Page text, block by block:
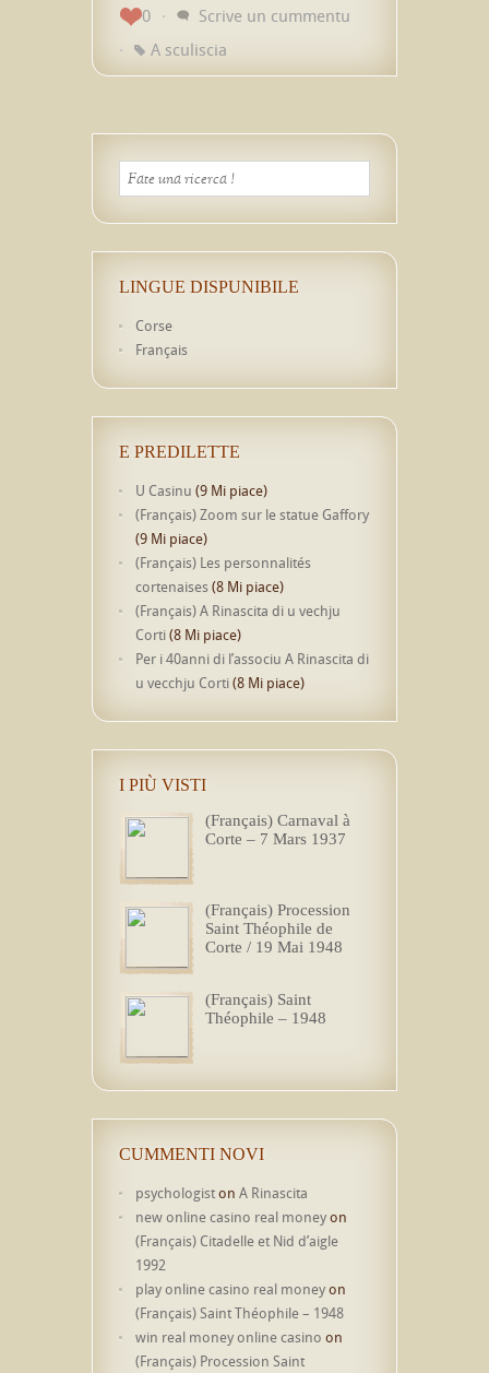
0
Scrive un cummentu
A sculiscia
LINGUE DISPUNIBILE
Corse
Français
E PREDILETTE
U Casinu (9 Mi piace)
(Français) Zoom sur le statue Gaffory
(9 Mi piace)
(Français) Les personnalités
cortenaises (8 Mi piace)
(Français) A Rinascita di u vechju
Corti(8 Mi piace)
Per i 40anni di l’associu A Rinascita di
u vecchju Corti(8 Mi piace)
I PIÙ VISTI
(Français) Carnaval à
Corte – 7 Mars 1937
(Français) Procession
Saint Théophile de
Corte / 19 Mai 1948
(Français) Saint
Théophile – 1948
CUMMENTI NOVI
psychologiston A Rinascita
new online casino real moneyon
(Français) Citadelle et Nid d’aigle
1992
play online casino real moneyon
(Français) Saint Théophile – 1948
win real money online casino on
(Français) Procession Saint